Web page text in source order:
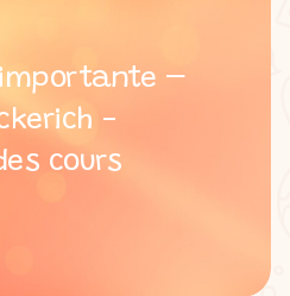
–
-
cours